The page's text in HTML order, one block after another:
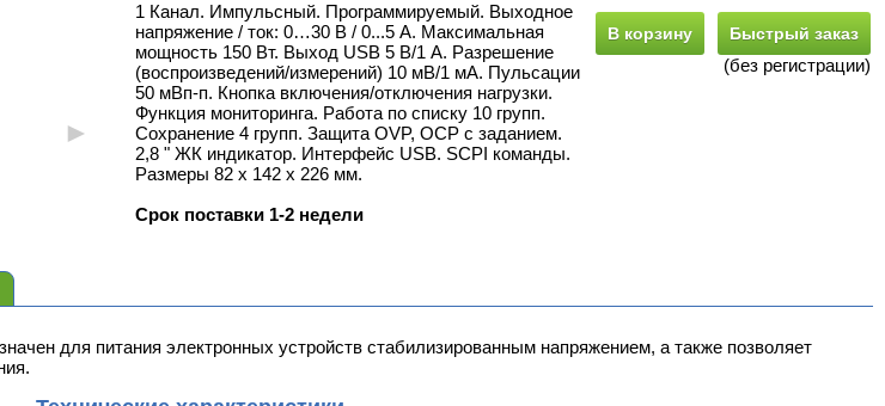
►
1 Канал. Импульсный. Программируемый. Выходное
напряжение / ток: 0…30 В / 0...5 А. Максимальная
мощность 150 Вт. Выход USB 5 В/1 А. Разрешение
(воспроизведений/измерений) 10 мВ/1 мА. Пульсации
50 мВп-п. Кнопка включения/отключения нагрузки.
Функция мониторинга. Работа по списку 10 групп.
Сохранение 4 групп. Защита OVP, OCP с заданием.
2,8 " ЖК индикатор. Интерфейс USB. SCPI команды.
Размеры 82 x 142 x 226 мм.
Срок поставки 1-2 недели
В корзину Быстрый заказ
(без регистрации)
для питания электронных устройств стабилизированным напряжением, а также позволяет